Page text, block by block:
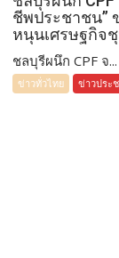
ชีพประชาชน”
หนุนเศรษฐกิจ
ชลบุรีผนึก CPF จ...
ข่าวทั่วไทย ข่าวประ